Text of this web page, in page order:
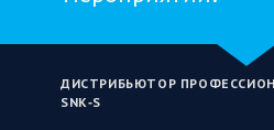
ДИСТРИБЬЮТОР
SNK‑S